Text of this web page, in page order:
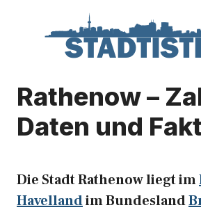
Rathenow –
Daten und
Die Stadt Rathenow liegt im
Havellandim Bundesland